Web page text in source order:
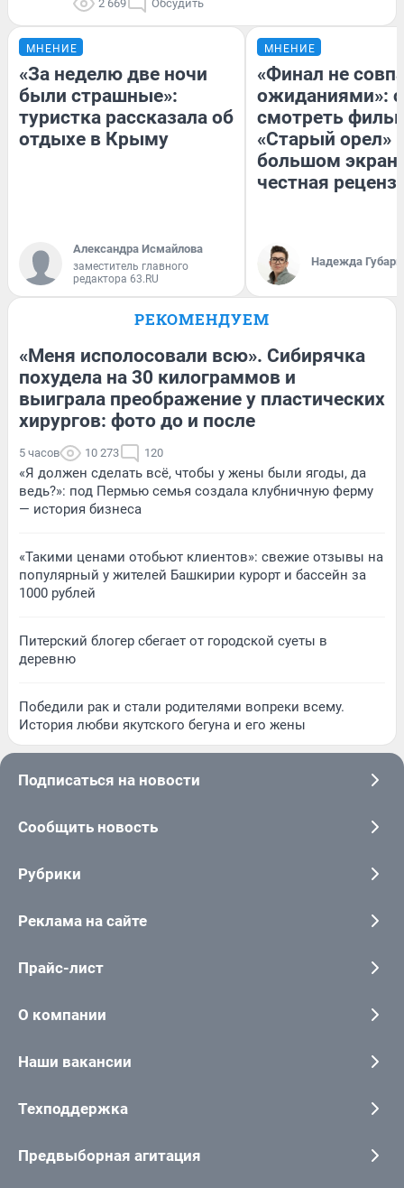
2 669 Обсудить
МНЕНИЕ
«За неделю две ночи
были страшные»:
туристка рассказала об
отдыхе в Крыму
Александра Исмайлова
заместитель главного
редактора 63.RU
МНЕНИЕ
«Финал не
ожиданиями»:
смотреть
«Старый орел»
большом
честная
Надежда Губарь
РЕКОМЕНДУЕМ
«Меня исполосовали всю». Сибирячка
похудела на 30 килограммов и
выиграла преображение у пластических
хирургов: фото до и после
5 часов 10 273 120
«Я должен сделать всё, чтобы у жены были ягоды, да
ведь?»: под Пермью семья создала клубничную ферму
— история бизнеса
«Такими ценами отобьют клиентов»: свежие отзывы на
популярный у жителей Башкирии курорт и бассейн за
1000 рублей
Питерский блогер сбегает от городской суеты в
деревню
Победили рак и стали родителями вопреки всему.
История любви якутского бегуна и его жены
Подписаться на новости
Сообщить новость
Рубрики
Реклама на сайте
Прайс-лист
О компании
Наши вакансии
Техподдержка
Предвыборная агитация